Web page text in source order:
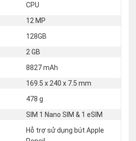
CPU
12 MP
128GB
2 GB
8827 mAh
169.5 x 240 x 7.5 mm
478 g
SIM 1 Nano SIM & 1 eSIM
Hỗ trợ sử dụng bút Apple